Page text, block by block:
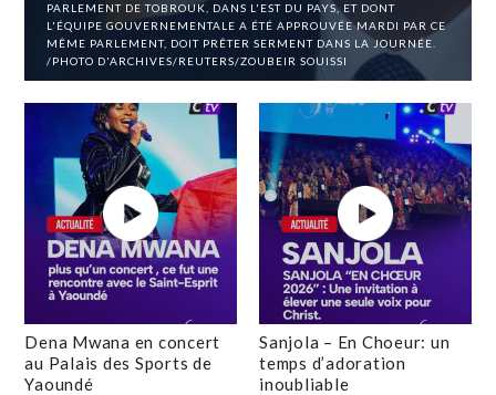
PARLEMENT DE TOBROUK, DANS L'EST DU PAYS, ET DONT
L'ÉQUIPE GOUVERNEMENTALE A ÉTÉ APPROUVÉE MARDI PAR CE
MÊME PARLEMENT, DOIT PRÊTER SERMENT DANS LA JOURNÉE.
/PHOTO D'ARCHIVES/REUTERS/ZOUBEIR SOUISSI
Dena Mwana en concert
au Palais des Sports de
Yaoundé
Sanjola – En Choeur: un
temps d’adoration
inoubliable